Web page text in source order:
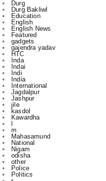
Featured
gadgets
gajendra yadav
HTC
Inda
Indai
Indi
India
International
Jagdalpur
Jashpur
jile
kasdol
Kawardha
l
m
Mahasamund
National
Nigam
odisha
other
Police
Politics
r
Raipur
Raipur in
Rajnandgaon
Ranchi